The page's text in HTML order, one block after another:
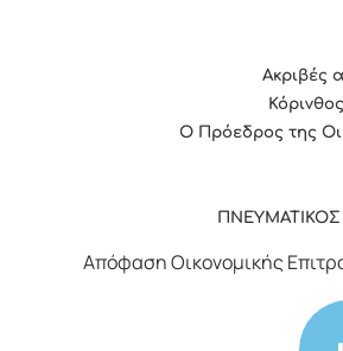
Ακριβές
Ο Πρόεδρος της
Απόφαση Οικονομικής